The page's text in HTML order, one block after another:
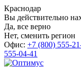
Краснодар
Вы действительно
Да, все верно
Нет, сменить регион
Офис: +7 (800) 555-
555-04-41